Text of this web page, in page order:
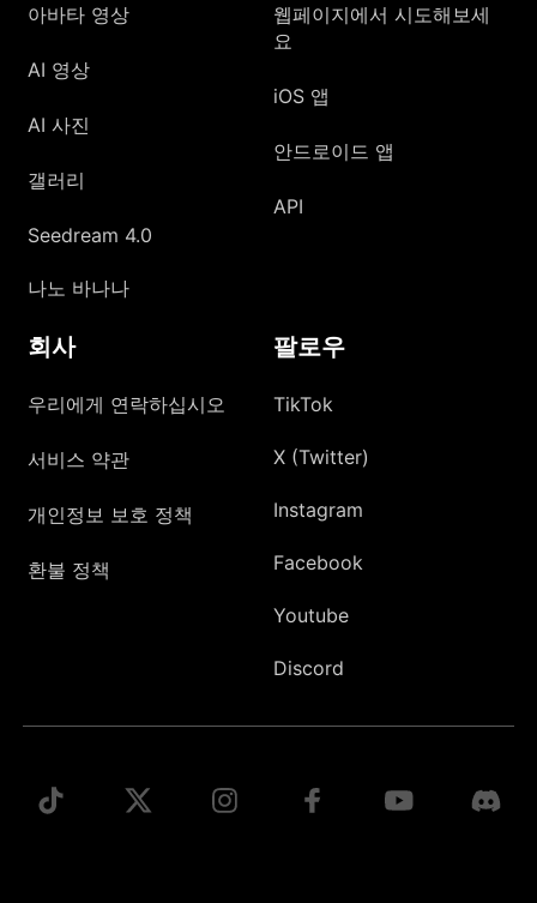
아바타 영상
AI 영상
AI 사진
갤러리
Seedream 4.0
나노 바나나
웹페이지에서 시도해보세
요
iOS 앱
안드로이드 앱
API
회사
우리에게 연락하십시오
서비스 약관
개인정보 보호 정책
환불 정책
팔로우
TikTok
X (Twitter)
Instagram
Facebook
Youtube
Discord